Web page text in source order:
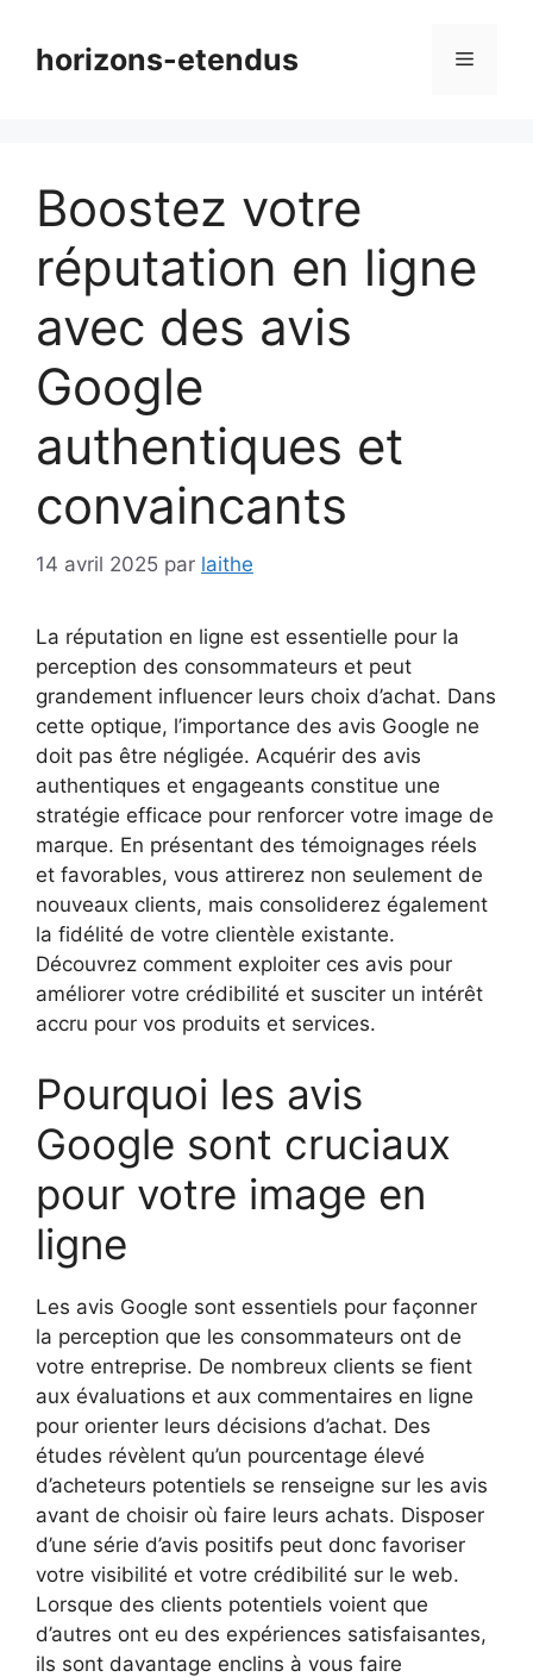
contenuhorizons-etendus Menu
Boostez votre
réputation en ligne
avec des avis
Google
authentiques et
convaincants
14 avril 2025 par laithe
La réputation en ligne est essentielle pour la
perception des consommateurs et peut
grandement influencer leurs choix d’achat. Dans
cette optique, l’importance des avis Google ne
doit pas être négligée. Acquérir des avis
authentiques et engageants constitue une
stratégie efficace pour renforcer votre image de
marque. En présentant des témoignages réels
et favorables, vous attirerez non seulement de
nouveaux clients, mais consoliderez également
la fidélité de votre clientèle existante.
Découvrez comment exploiter ces avis pour
améliorer votre crédibilité et susciter un intérêt
accru pour vos produits et services.
Pourquoi les avis
Google sont cruciaux
pour votre image en
ligne
Les avis Google sont essentiels pour façonner
la perception que les consommateurs ont de
votre entreprise. De nombreux clients se fient
aux évaluations et aux commentaires en ligne
pour orienter leurs décisions d’achat. Des
études révèlent qu’un pourcentage élevé
d’acheteurs potentiels se renseigne sur les avis
avant de choisir où faire leurs achats. Disposer
d’une série d’avis positifs peut donc favoriser
votre visibilité et votre crédibilité sur le web.
Lorsque des clients potentiels voient que
d’autres ont eu des expériences satisfaisantes,
ils sont davantage enclins à vous faire